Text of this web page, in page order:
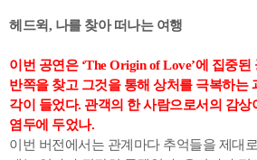
헤드윅, 나를 찾아 떠나는 여행
이번 공연은 ‘The Origin of Love’에 집중된
반쪽을 찾고 그것을 통해 상처를 극복하는
각이 들었다. 관객의 한 사람으로서의 감
염두에 두었나.
이번 버전에서는 관계마다 추억들을 제대